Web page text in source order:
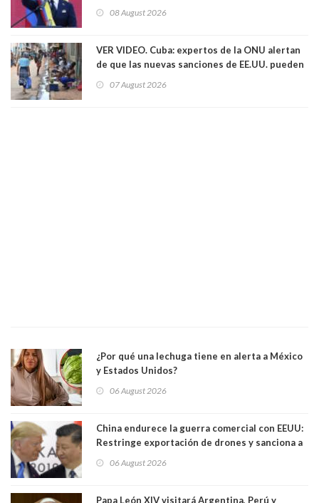
08 August 2026
VER VIDEO. Cuba: expertos de la ONU alertan
de que las nuevas sanciones de EE.UU. pueden
07 August 2026
¿Por qué una lechuga tiene en alerta a México
y Estados Unidos?
06 August 2026
China endurece la guerra comercial con EEUU:
Restringe exportación de drones y sanciona a
06 August 2026
Papa León XIV visitará Argentina, Perú y